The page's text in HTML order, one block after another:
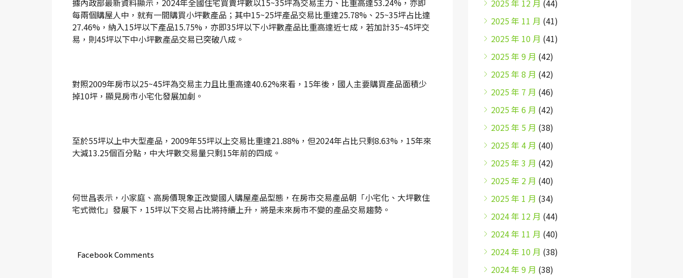
據內政部最新資料顯示，2024年全國住宅買賣坪數以15~35坪為交易主力、比重高達53.24%，亦即
每兩個購屋人中，就有一間購買小坪數產品；其中15~25坪產品交易比重達25.78%、25~35坪占比達
27.46%，納入15坪以下產品15.75%，亦即35坪以下小坪數產品比重高達近七成，若加計35~45坪交
易，則45坪以下中小坪數產品交易已突破八成。
對照2009年房市以25~45坪為交易主力且比重高達40.62%來看，15年後，國人主要購買產品面積少
掉10坪，顯見房市小宅化發展加劇。
至於55坪以上中大型產品，2009年55坪以上交易比重達21.88%，但2024年占比只剩8.63%，15年來
大減13.25個百分點，中大坪數交易量只剩15年前的四成。
何世昌表示，小家庭、高房價現象正改變國人購屋產品型態，在房市交易產品朝「小宅化、大坪數住
宅式微化」發展下，15坪以下交易占比將持續上升，將是未來房市不變的產品交易趨勢。
Facebook Comments
2025 年 12 月 (44)
2025 年 11 月 (41)
2025 年 10 月 (41)
2025 年 9 月 (42)
2025 年 8 月 (42)
2025 年 7 月 (46)
2025 年 6 月 (42)
2025 年 5 月 (38)
2025 年 4 月 (40)
2025 年 3 月 (42)
2025 年 2 月 (40)
2025 年 1 月 (34)
2024 年 12 月 (44)
2024 年 11 月 (40)
2024 年 10 月 (38)
2024 年 9 月 (38)